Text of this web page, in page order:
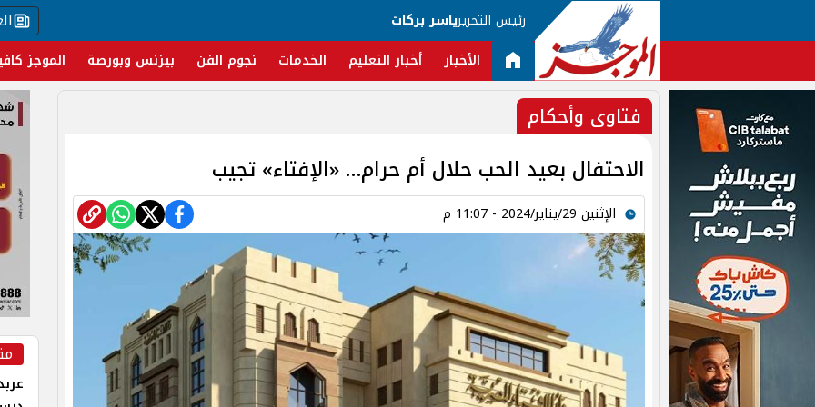
رئيس التحريرياسر بركات
الأخبار أخبار التعليم الخدمات نجوم الفن بيزنس وبورصة الموجز
فتاوى وأحكام
الاحتفال بعيد الحب حلال أم حرام… «الإفتاء» تجيب
الإثنين 29/يناير/2024 - 11:07 م